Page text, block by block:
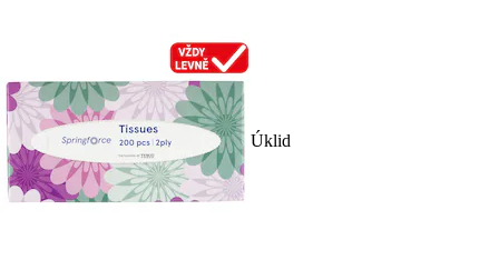
Úklid